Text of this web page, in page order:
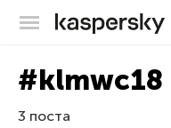
#klmwc18
3 поста